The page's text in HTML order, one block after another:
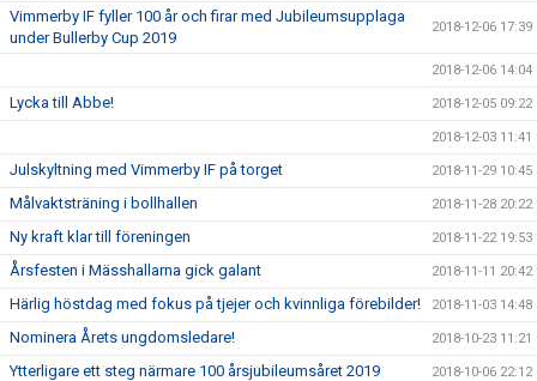
Vimmerby IF fyller 100 år och firar med Jubileumsupplaga
under Bullerby Cup 2019
2018-12-06 17:39
2018-12-06 14:04
Lycka till Abbe! 2018-12-05 09:22
2018-12-03 11:41
Julskyltning med Vimmerby IF på torget 2018-11-29 10:45
Målvaktsträning i bollhallen 2018-11-28 20:22
Ny kraft klar till föreningen 2018-11-22 19:53
Årsfesten i Mässhallarna gick galant 2018-11-11 20:42
Härlig höstdag med fokus på tjejer och kvinnliga förebilder! 2018-11-03 14:48
Nominera Årets ungdomsledare! 2018-10-23 11:21
Ytterligare ett steg närmare 100 årsjubileumsåret 2019 2018-10-06 22:12